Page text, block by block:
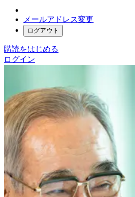
メールアドレス変更
ログアウト
購読をはじめる
ログイン